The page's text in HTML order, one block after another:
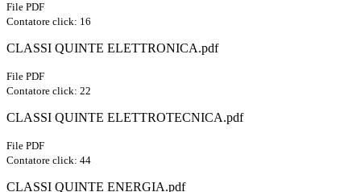
File PDF
Contatore click: 16
CLASSI QUINTE ELETTRONICA.pdf
File PDF
Contatore click: 22
CLASSI QUINTE ELETTROTECNICA.pdf
File PDF
Contatore click: 44
CLASSI QUINTE ENERGIA.pdf